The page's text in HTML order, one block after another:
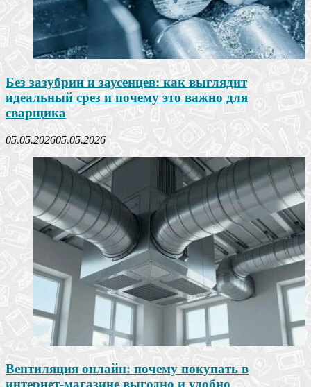
Без зазубрин и заусенцев: как выглядит
идеальный срез и почему это важно для
сварщика
05.05.202605.05.2026
Вентиляция онлайн: почему покупать в
интернет-магазине выгодно и удобно